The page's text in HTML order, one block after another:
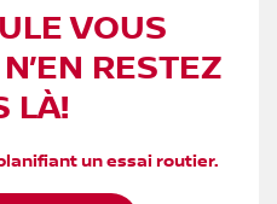
VOUS
RESTEZ
LÀ!
un essai routier.